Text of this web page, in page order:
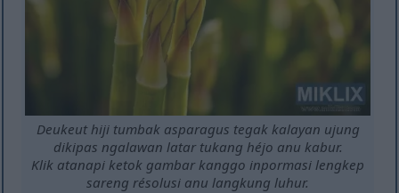
Deukeut hiji tumbak asparagus tegak kalayan ujung
dikipas ngalawan latar tukang héjo anu kabur.
Klik atanapi ketok gambar kanggo inpormasi lengkep
sareng résolusi anu langkung luhur.